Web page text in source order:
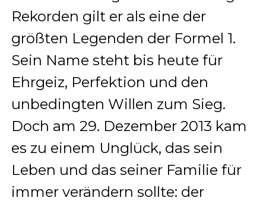
Rekorden gilt er als eine der
größten Legenden der Formel 1.
Sein Name steht bis heute für
Ehrgeiz, Perfektion und den
unbedingten Willen zum Sieg.
Doch am 29. Dezember 2013 kam
es zu einem Unglück, das sein
Leben und das seiner Familie für
immer verändern sollte: der